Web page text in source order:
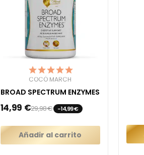
COCÓ MARCH
BROAD SPECTRUM ENZYMES
14,99 €29,98 € -14,99 €
Añadir al carrito